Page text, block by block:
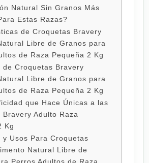
Natural Sin Granos Más
Estas Razas?
de Croquetas Bravery
Libre de Granos para
de Raza Pequeña 2 Kg
de Croquetas Bravery
Libre de Granos para
de Raza Pequeña 2 Kg
que Hace Únicas a las
Bravery Adulto Raza
Kg
y Usos Para Croquetas
Natural Libre de
Perros Adultos de Raza